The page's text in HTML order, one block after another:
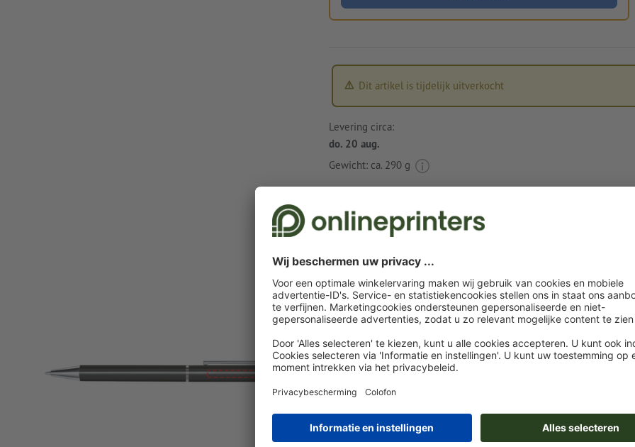
Dit artikel is tijdelijk uitverkocht
Levering circa:
do. 20 aug.
Gewicht: ca. 290 g
Galant
Gegevensformaat(incl. 0 mm afloop): 3,5 x 0,5 cm
Het drukklare pdf-bestand mag alleen vectoren bevatten;
afbeeldingen en -templates zijn niet geschikt
Meer informatie en tips over
functie.
Voor een optimale drukkwaliteit moeten de elementen in
als vectorgrafieken